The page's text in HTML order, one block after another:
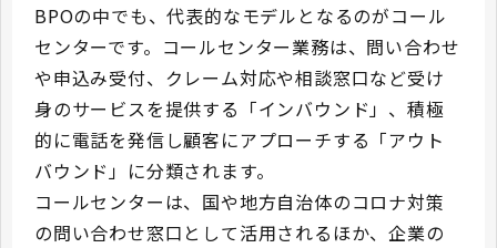
BPOの中でも、代表的なモデルとなるのがコール
センターです。コールセンター業務は、問い合わせ
や申込み受付、クレーム対応や相談窓口など受け
身のサービスを提供する「インバウンド」、積極
的に電話を発信し顧客にアプローチする「アウト
バウンド」に分類されます。
コールセンターは、国や地方自治体のコロナ対策
の問い合わせ窓口として活用されるほか、企業の